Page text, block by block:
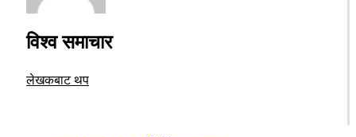
विश्व समाचार
लेखकबाट थप